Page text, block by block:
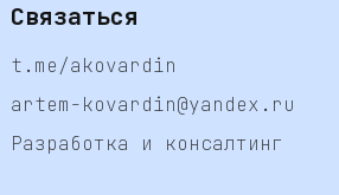
Связаться
t.me/akovardin
artem-kovardin@yandex.ru
Разработка и консалтинг